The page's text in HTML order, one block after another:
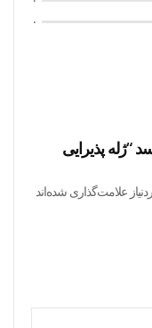
۰
“ژله پذیرایی
علامت‌گذاری شده‌اند